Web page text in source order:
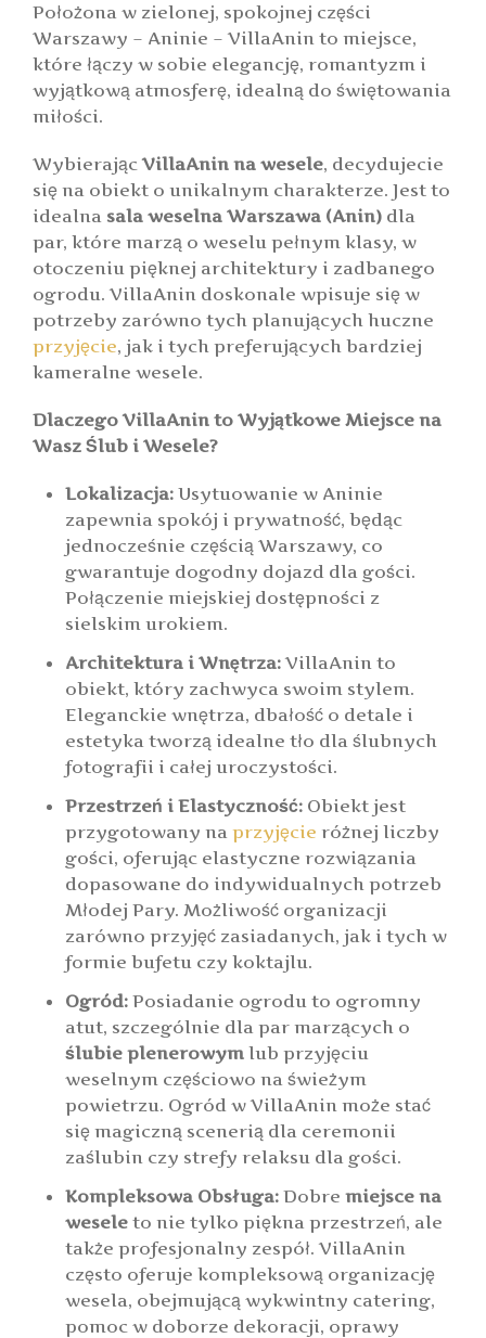
Położona w zielonej, spokojnej części
Warszawy – Aninie – VillaAnin to miejsce,
które łączy w sobie elegancję, romantyzm i
wyjątkową atmosferę, idealną do świętowania
miłości.
WybierającVillaAnin na wesele, decydujecie
się na obiekt o unikalnym charakterze. Jest to
idealna sala weselna Warszawa (Anin) dla
par, które marzą o weselu pełnym klasy, w
otoczeniu pięknej architektury i zadbanego
ogrodu. VillaAnin doskonale wpisuje się w
potrzeby zarówno tych planujących huczne
przyjęcie, jak i tych preferujących bardziej
kameralne wesele.
Dlaczego VillaAnin to Wyjątkowe Miejsce na
Wasz Ślub i Wesele?
Lokalizacja: Usytuowanie w Aninie
zapewnia spokój i prywatność, będąc
jednocześnie częścią Warszawy, co
gwarantuje dogodny dojazd dla gości.
Połączenie miejskiej dostępności z
sielskim urokiem.
Architektura i Wnętrza:VillaAnin to
obiekt, który zachwyca swoim stylem.
Eleganckie wnętrza, dbałość o detale i
estetyka tworzą idealne tło dla ślubnych
fotografii i całej uroczystości.
Przestrzeń i Elastyczność: Obiekt jest
przygotowany na przyjęcie różnej liczby
gości, oferując elastyczne rozwiązania
dopasowane do indywidualnych potrzeb
Młodej Pary. Możliwość organizacji
zarówno przyjęć zasiadanych, jak i tych w
formie bufetu czy koktajlu.
Ogród: Posiadanie ogrodu to ogromny
atut, szczególnie dla par marzących o
ślubie plenerowym lub przyjęciu
weselnym częściowo na świeżym
powietrzu. Ogród w VillaAnin może stać
się magiczną scenerią dla ceremonii
zaślubin czy strefy relaksu dla gości.
Kompleksowa Obsługa: Dobre miejsce na
wesele to nie tylko piękna przestrzeń, ale
także profesjonalny zespół. VillaAnin
często oferuje kompleksową organizację
wesela, obejmującą wykwintny catering,
pomoc w doborze dekoracji, oprawy